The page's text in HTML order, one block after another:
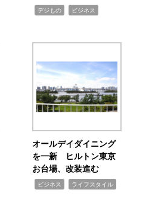
デジもの ビジネス
オールデイダイニング
を一新 ヒルトン東京
お台場、改装進む
ビジネス ライフスタイル